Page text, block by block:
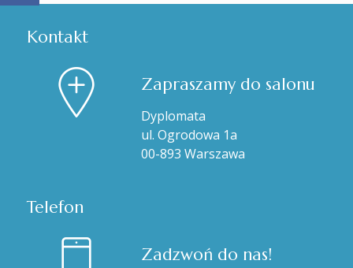
Kontakt
Zapraszamy do salonu
Dyplomata
ul. Ogrodowa 1a
00-893 Warszawa
Telefon
Zadzwoń do nas!